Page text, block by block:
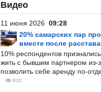
Видео
11 июня 2026 09:28
20% самарских пар
вместе после
10% респондентов
жить с бывшим партнером из-
позволить себе аренду по-
833